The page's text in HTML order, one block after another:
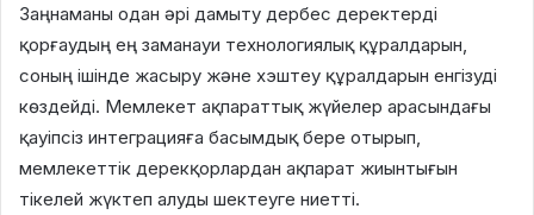
Заңнаманы одан әрі дамыту дербес деректерді
қорғаудың ең заманауи технологиялық құралдарын,
соның ішінде жасыру және хэштеу құралдарын енгізуді
көздейді. Мемлекет ақпараттық жүйелер арасындағы
қауіпсіз интеграцияға басымдық бере отырып,
мемлекеттік дерекқорлардан ақпарат жиынтығын
тікелей жүктеп алуды шектеуге ниетті.